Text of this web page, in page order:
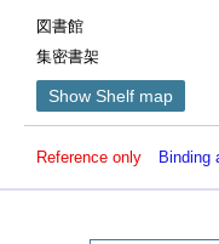
図書館
集密書架
Show Shelf map
Reference only Binding